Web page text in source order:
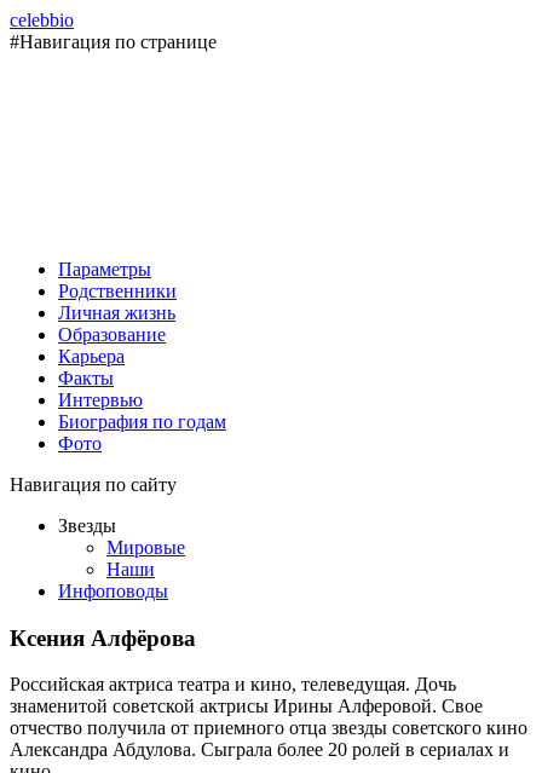
celebbio
#Навигация по странице
Параметры
Родственники
Личная жизнь
Образование
Карьера
Факты
Интервью
Биография по годам
Фото
Навигация по сайту
Звезды
Мировые
Наши
Инфоповоды
Ксения Алфёрова
Российская актриса театра и кино, телеведущая. Дочь
знаменитой советской актрисы Ирины Алферовой. Свое
отчество получила от приемного отца звезды советского кино
Александра Абдулова. Сыграла более 20 ролей в сериалах и